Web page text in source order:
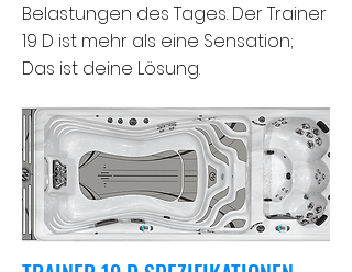
Belastungen des Tages. Der Trainer
19 D ist mehr als eine Sensation;
Das ist deine Lösung.